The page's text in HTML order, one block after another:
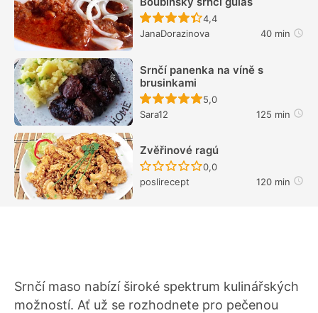
Recept ještě nebyl
4,4
JanaDorazinova
40 min
Srnčí panenka na víně s
brusinkami
Recept ještě nebyl
5,0
Sara12
125 min
Zvěřinové ragú
Recept ještě nebyl
0,0
poslirecept
120 min
Srnčí maso nabízí široké spektrum kulinářských
možností. Ať už se rozhodnete pro pečenou